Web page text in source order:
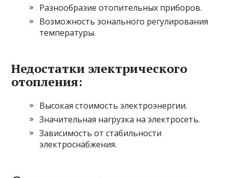
Разнообразие отопительных приборов.
Возможность зонального регулирования
температуры.
Недостатки электрического
отопления:
Высокая стоимость электроэнергии.
Значительная нагрузка на электросеть.
Зависимость от стабильности
электроснабжения.